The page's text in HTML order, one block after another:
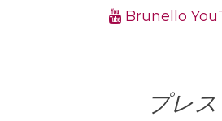
Brunello
プレス